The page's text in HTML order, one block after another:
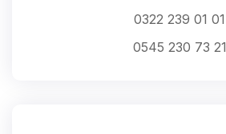
0322 239 01 01
0545 230 73 21